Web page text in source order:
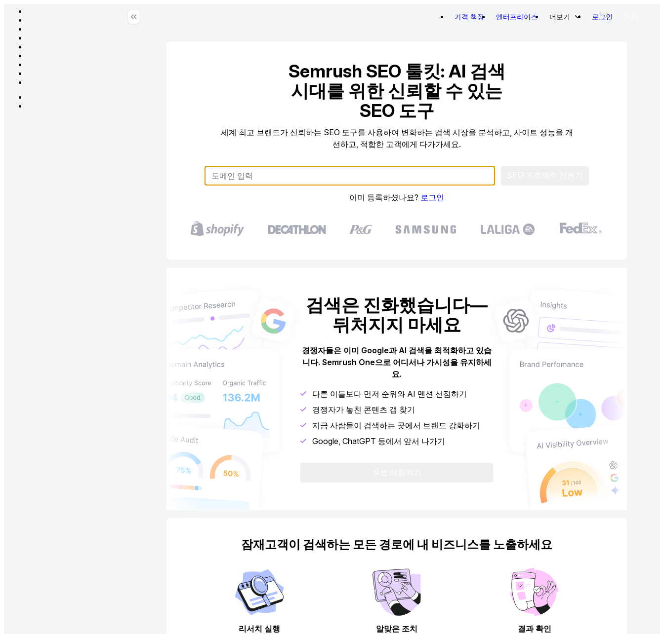
가격 책정 엔터프라이즈 더보기 로그인
Semrush SEO 툴킷: AI 검색
시대를 위한 신뢰할 수 있는
SEO 도구
세계 최고 브랜드가 신뢰하는 SEO 도구를 사용하여 변화하는 검색 시장을 분석하고, 사이트 성능을 개
선하고, 적합한 고객에게 다가가세요.
이미 등록하셨나요? 로그인
검색은 진화했습니다—
뒤처지지 마세요
경쟁자들은 이미 Google과 AI 검색을 최적화하고 있습
니다. Semrush One으로 어디서나 가시성을 유지하세
요.
다른 이들보다 먼저 순위와 AI 멘션 선점하기
경쟁자가 놓친 콘텐츠 갭 찾기
지금 사람들이 검색하는 곳에서 브랜드 강화하기
Google, ChatGPT 등에서 앞서 나가기
잠재고객이 검색하는 모든 경로에 내 비즈니스를 노출하세요
리서치 실행
알맞은 조치
결과 확인